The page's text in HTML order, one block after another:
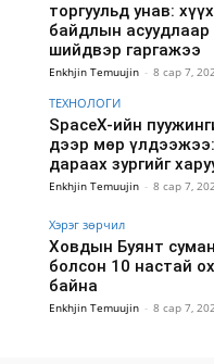
торгуульд унав:
байдлын асуудлаар
шийдвэр гаргажээ
Enkhjin Temuujin - 8 сар 7,
ТЕХНОЛОГИ
SpaceX-ийн
дээр мөр
дараах зургийг
Enkhjin Temuujin - 8 сар 7,
Хэрэг зөрчил
Ховдын Буянт
болсон 10 настай
байна
Enkhjin Temuujin - 8 сар 7,